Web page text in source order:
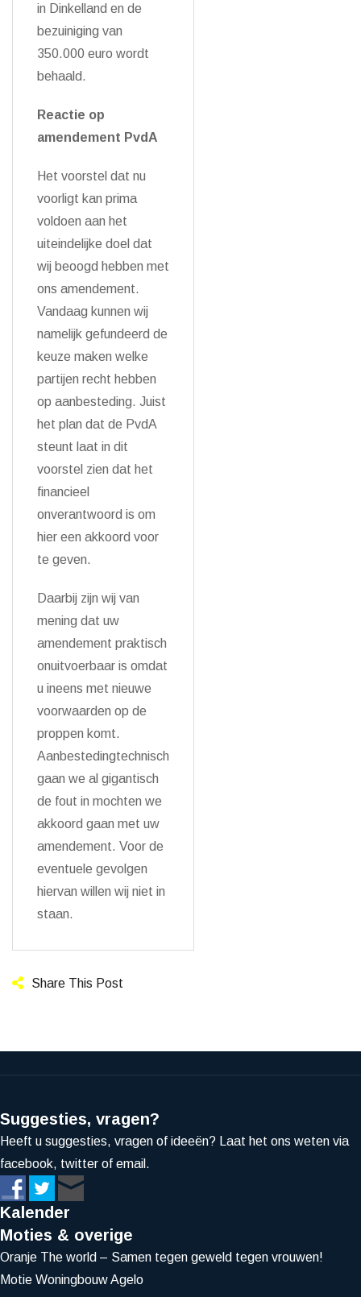
in Dinkelland en de
bezuiniging van
350.000 euro wordt
behaald.
Reactie op
amendement PvdA
Het voorstel dat nu
voorligt kan prima
voldoen aan het
uiteindelijke doel dat
wij beoogd hebben met
ons amendement.
Vandaag kunnen wij
namelijk gefundeerd de
keuze maken welke
partijen recht hebben
op aanbesteding. Juist
het plan dat de PvdA
steunt laat in dit
voorstel zien dat het
financieel
onverantwoord is om
hier een akkoord voor
te geven.
Daarbij zijn wij van
mening dat uw
amendement praktisch
onuitvoerbaar is omdat
u ineens met nieuwe
voorwaarden op de
proppen komt.
Aanbestedingtechnisch
gaan we al gigantisch
de fout in mochten we
akkoord gaan met uw
amendement. Voor de
eventuele gevolgen
hiervan willen wij niet in
staan.
Share This Post
Suggesties, vragen?
Heeft u suggesties, vragen of ideeën? Laat het ons weten via
facebook, twitter of email.
Kalender
Moties & overige
Oranje The world – Samen tegen geweld tegen vrouwen!
Motie Woningbouw Agelo